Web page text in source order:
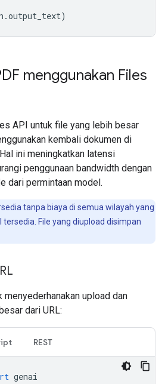
.output_text)
menggunakan Files
API untuk file yang lebih besar
kembali dokumen di
ini meningkatkan latensi
penggunaan bandwidth dengan
dari permintaan model.
tanpa biaya di semua wilayah yang
File yang diupload disimpan
menyederhanakan upload dan
dari URL:
REST
genai